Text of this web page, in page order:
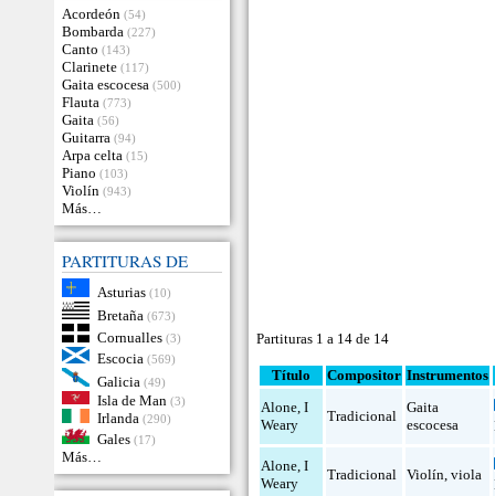
Acordeón (54)
Bombarda (227)
Canto (143)
Clarinete (117)
Gaita escocesa (500)
Flauta (773)
Gaita (56)
Guitarra (94)
Arpa celta (15)
Piano (103)
Violín (943)
Más…
PARTITURAS DE
Asturias (10)
Bretaña (673)
Cornualles (3)
Escocia (569)
Galicia (49)
Isla de Man (3)
Irlanda (290)
Gales (17)
Más…
Partituras 1 a 14 de 14
Título Compositor Instrumentos
Alone, I
Weary
Tradicional
Gaita
escocesa
Alone, I
Weary
Tradicional Violín,viola